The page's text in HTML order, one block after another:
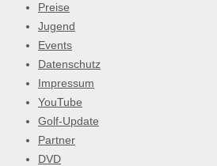
Preise
Jugend
Events
Datenschutz
Impressum
YouTube
Golf-Update
Partner
DVD